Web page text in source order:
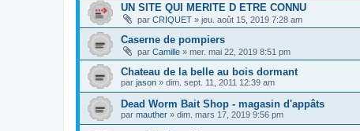
UN SITE QUI MERITE D ETRE CONNU
par CRIQUET » jeu. août 15, 2019 7:28 am
Caserne de pompiers
par Camille » mer. mai 22, 2019 8:51 pm
Chateau de la belle au bois dormant
par jason » dim. sept. 11, 2011 12:39 am
Dead Worm Bait Shop - magasin d'appâts
par mauther » dim. mars 17, 2019 9:56 pm